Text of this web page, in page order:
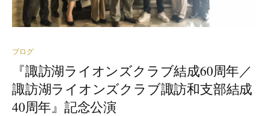
ブログ
『諏訪湖ライオンズクラブ結成60周年／
諏訪湖ライオンズクラブ諏訪和支部結成
40周年』記念公演